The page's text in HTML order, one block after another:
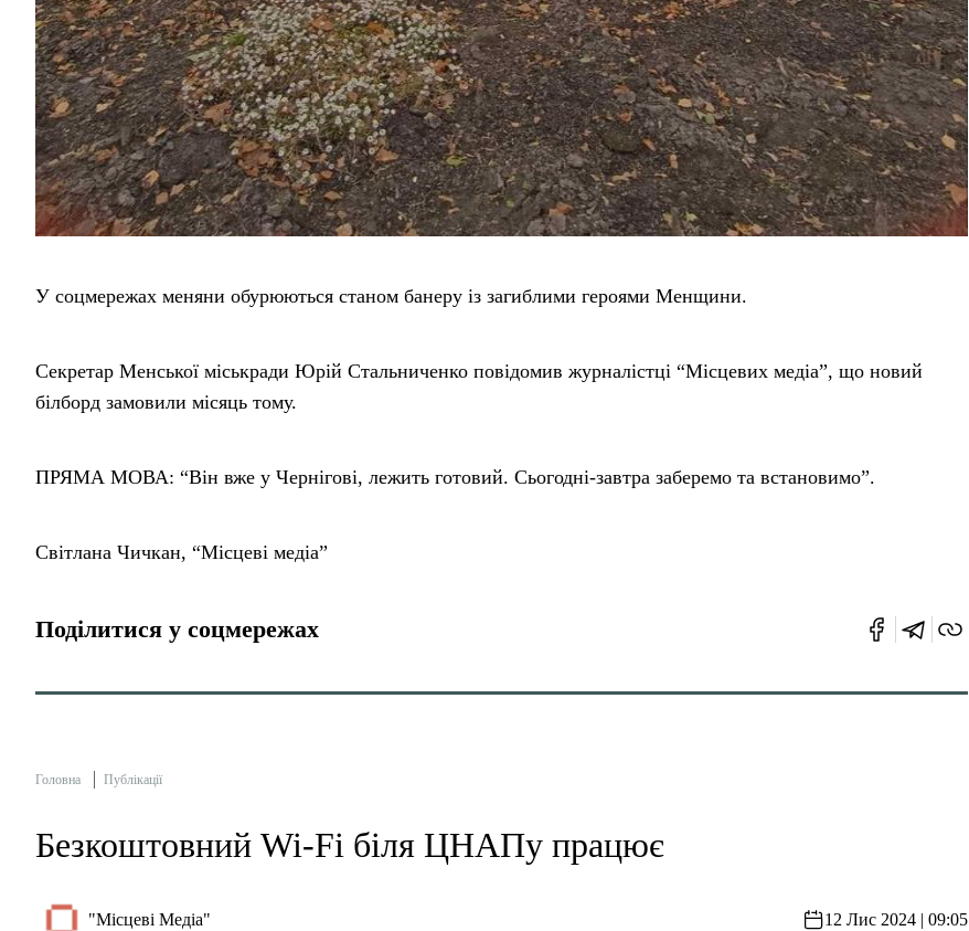
У соцмережах меняни обурюються станом банеру із загиблими героями Менщини.
Секретар Менської міськради Юрій Стальниченко повідомив журналістці “Місцевих медіа”, що новий
білборд замовили місяць тому.
ПРЯМА МОВА: “Він вже у Чернігові, лежить готовий. Сьогодні-завтра заберемо та встановимо”.
Світлана Чичкан, “Місцеві медіа”
Поділитися у соцмережах
Головна Публікації
Безкоштовний Wi-Fi біля ЦНАПу працює
"Місцеві Медіа" 12 Лис 2024 | 09:05